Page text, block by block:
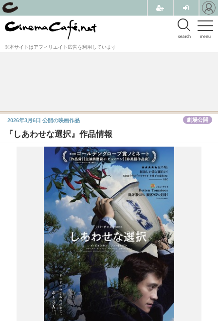
menu
search
※本サイトはアフィリエイト広告を利用しています
『しあわせな選択』作品情報
2026年3月6日 公開の映画作品 劇場公開